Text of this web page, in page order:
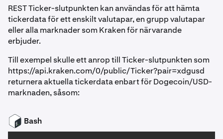
REST Ticker-slutpunkten kan användas för att hämta
tickerdata för ett enskilt valutapar, en grupp valutapar
eller alla marknader som Kraken för närvarande
erbjuder.
Till exempel skulle ett anrop till Ticker-slutpunkten som
https://api.kraken.com/0/public/Ticker?pair=xdgusd
returnera aktuella tickerdata enbart för Dogecoin/USD-
marknaden, såsom:
Bash